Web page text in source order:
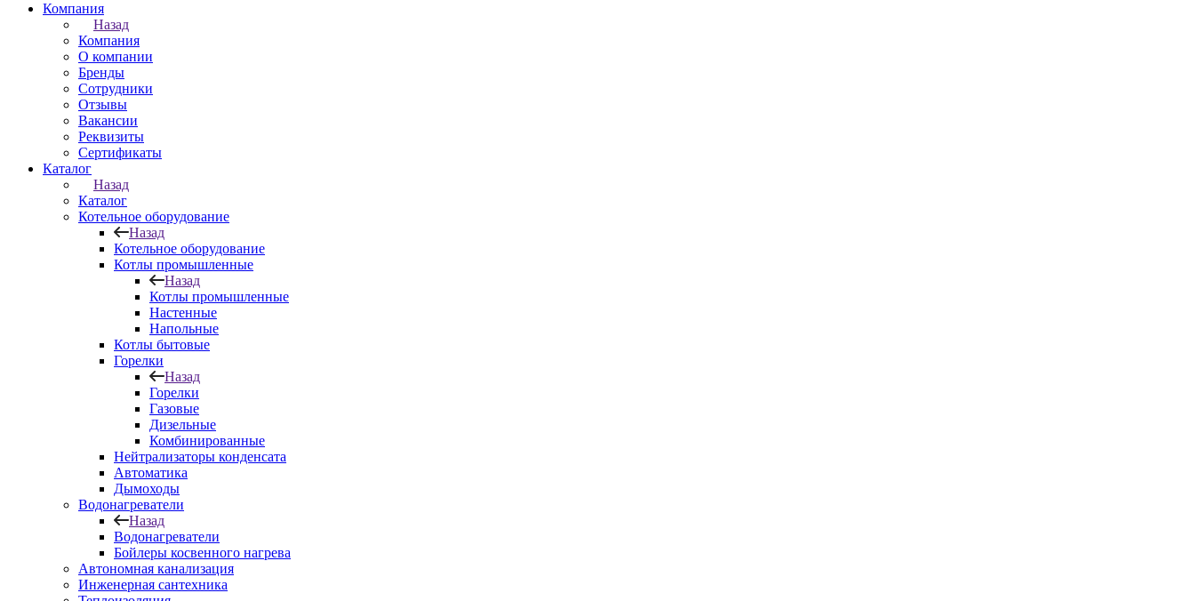
Компания
Назад
Компания
О компании
Бренды
Сотрудники
Отзывы
Вакансии
Реквизиты
Сертификаты
Каталог
Назад
Каталог
Котельное оборудование
Назад
Котельное оборудование
Котлы промышленные
Назад
Котлы промышленные
Настенные
Напольные
Котлы бытовые
Горелки
Назад
Горелки
Газовые
Дизельные
Комбинированные
Нейтрализаторы конденсата
Автоматика
Дымоходы
Водонагреватели
Назад
Водонагреватели
Бойлеры косвенного нагрева
Автономная канализация
Инженерная сантехника